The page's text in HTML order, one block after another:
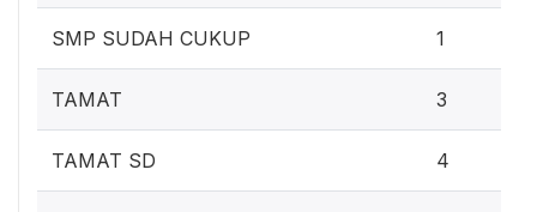
SMP SUDAH CUKUP 1
TAMAT 3
TAMAT SD 4